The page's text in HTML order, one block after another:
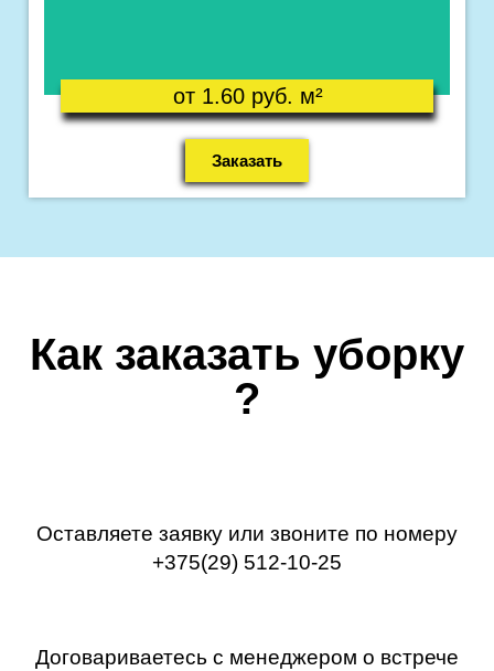
от 1.60 руб. м²
Заказать
Как заказать уборку
?
Оставляете заявку или звоните по номеру
+375(29) 512-10-25
Договариваетесь с менеджером о встрече